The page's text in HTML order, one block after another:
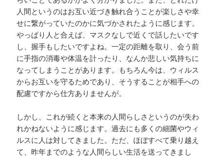
人間というのはお互い近づき触れ合うことが楽しさや幸
せに繋がっていたのかに気づかされたように感じます。
やっぱり人と合えば、マスクなしで近くで話したいです
し、握手もしたいですよね。一定の距離を取り、会う前
に手指の消毒や体温を計ったり、なんか悲しい気持ちに
なってしまうことがあります。もちろん今は、ウィルス
からお互いを守るためであり、そうすることが相手への
配慮ですから仕方ありませんが。
しかし、これが続くと本来の人間らしさというのが失わ
れかねないように感じます。過去にも多くの細菌やウィ
ルスに人は対してきました。ただ、ほぼすべて乗り越え
て、昨年までのような人間らしい生活を送ってきまし